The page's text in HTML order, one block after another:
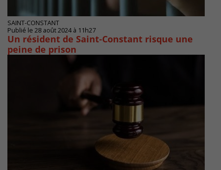
SAINT-CONSTANT
Publié le 28 août 2024 à 11h27
Un résident de Saint-Constant risque une
peine de prison